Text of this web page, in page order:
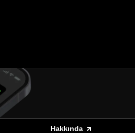
Hakkında